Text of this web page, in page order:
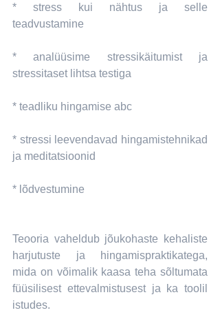
* stress kui nähtus ja selle
teadvustamine
* analüüsime stressikäitumist ja
stressitaset lihtsa testiga
* teadliku hingamise abc
* stressi leevendavad hingamistehnikad
ja meditatsioonid
* lõdvestumine
Teooria vaheldub jõukohaste kehaliste
harjutuste ja hingamispraktikatega,
mida on võimalik kaasa teha sõltumata
füüsilisest ettevalmistusest ja ka toolil
istudes.